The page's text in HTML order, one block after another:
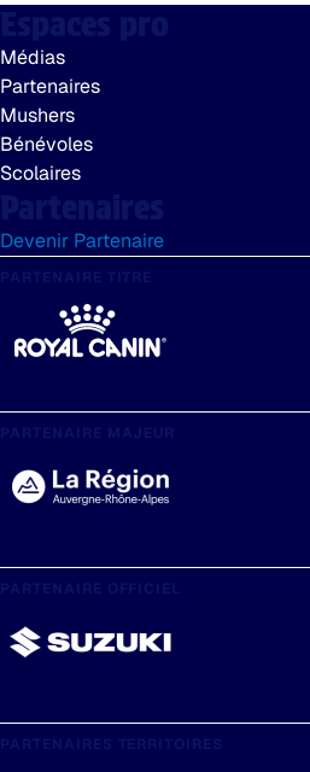
Médias
Partenaires
Mushers
Bénévoles
Scolaires
Devenir Partenaire